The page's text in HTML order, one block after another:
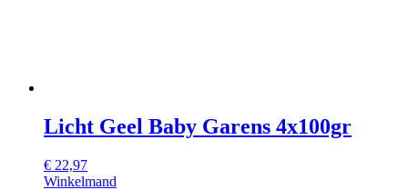
Licht Geel Baby Garens 4x100gr
€ 22,97
Winkelmand